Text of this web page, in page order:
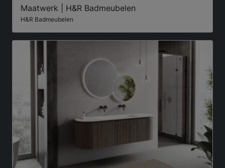
Maatwerk | H&R Badmeubelen
H&R Badmeubelen